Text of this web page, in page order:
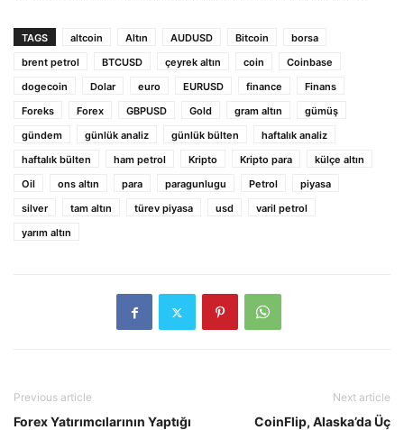
TAGS altcoin Altın AUDUSD Bitcoin
borsa
brent petrol
BTCUSD çeyrek altın coin
Coinbase
dogecoin
Dolar euro EURUSD finance
Finans
Foreks
Forex GBPUSD Gold gram altın
gümüş
gündem
günlük analiz günlük bülten
haftalık analiz
haftalık bülten
ham petrol Kripto Kripto para
külçe altın
Oil
ons altın para paragunlugu Petrol
piyasa
silver
tam altın türev piyasa usd
varil petrol
yarım altın
Previous article
Forex Yatırımcılarının Yaptığı
Next article
CoinFlip, Alaska’da Üç